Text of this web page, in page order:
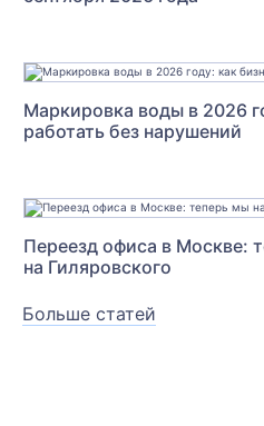
Маркировка воды в 2026
работать без нарушений
Переезд офиса в Москве:
на Гиляровского
Больше статей